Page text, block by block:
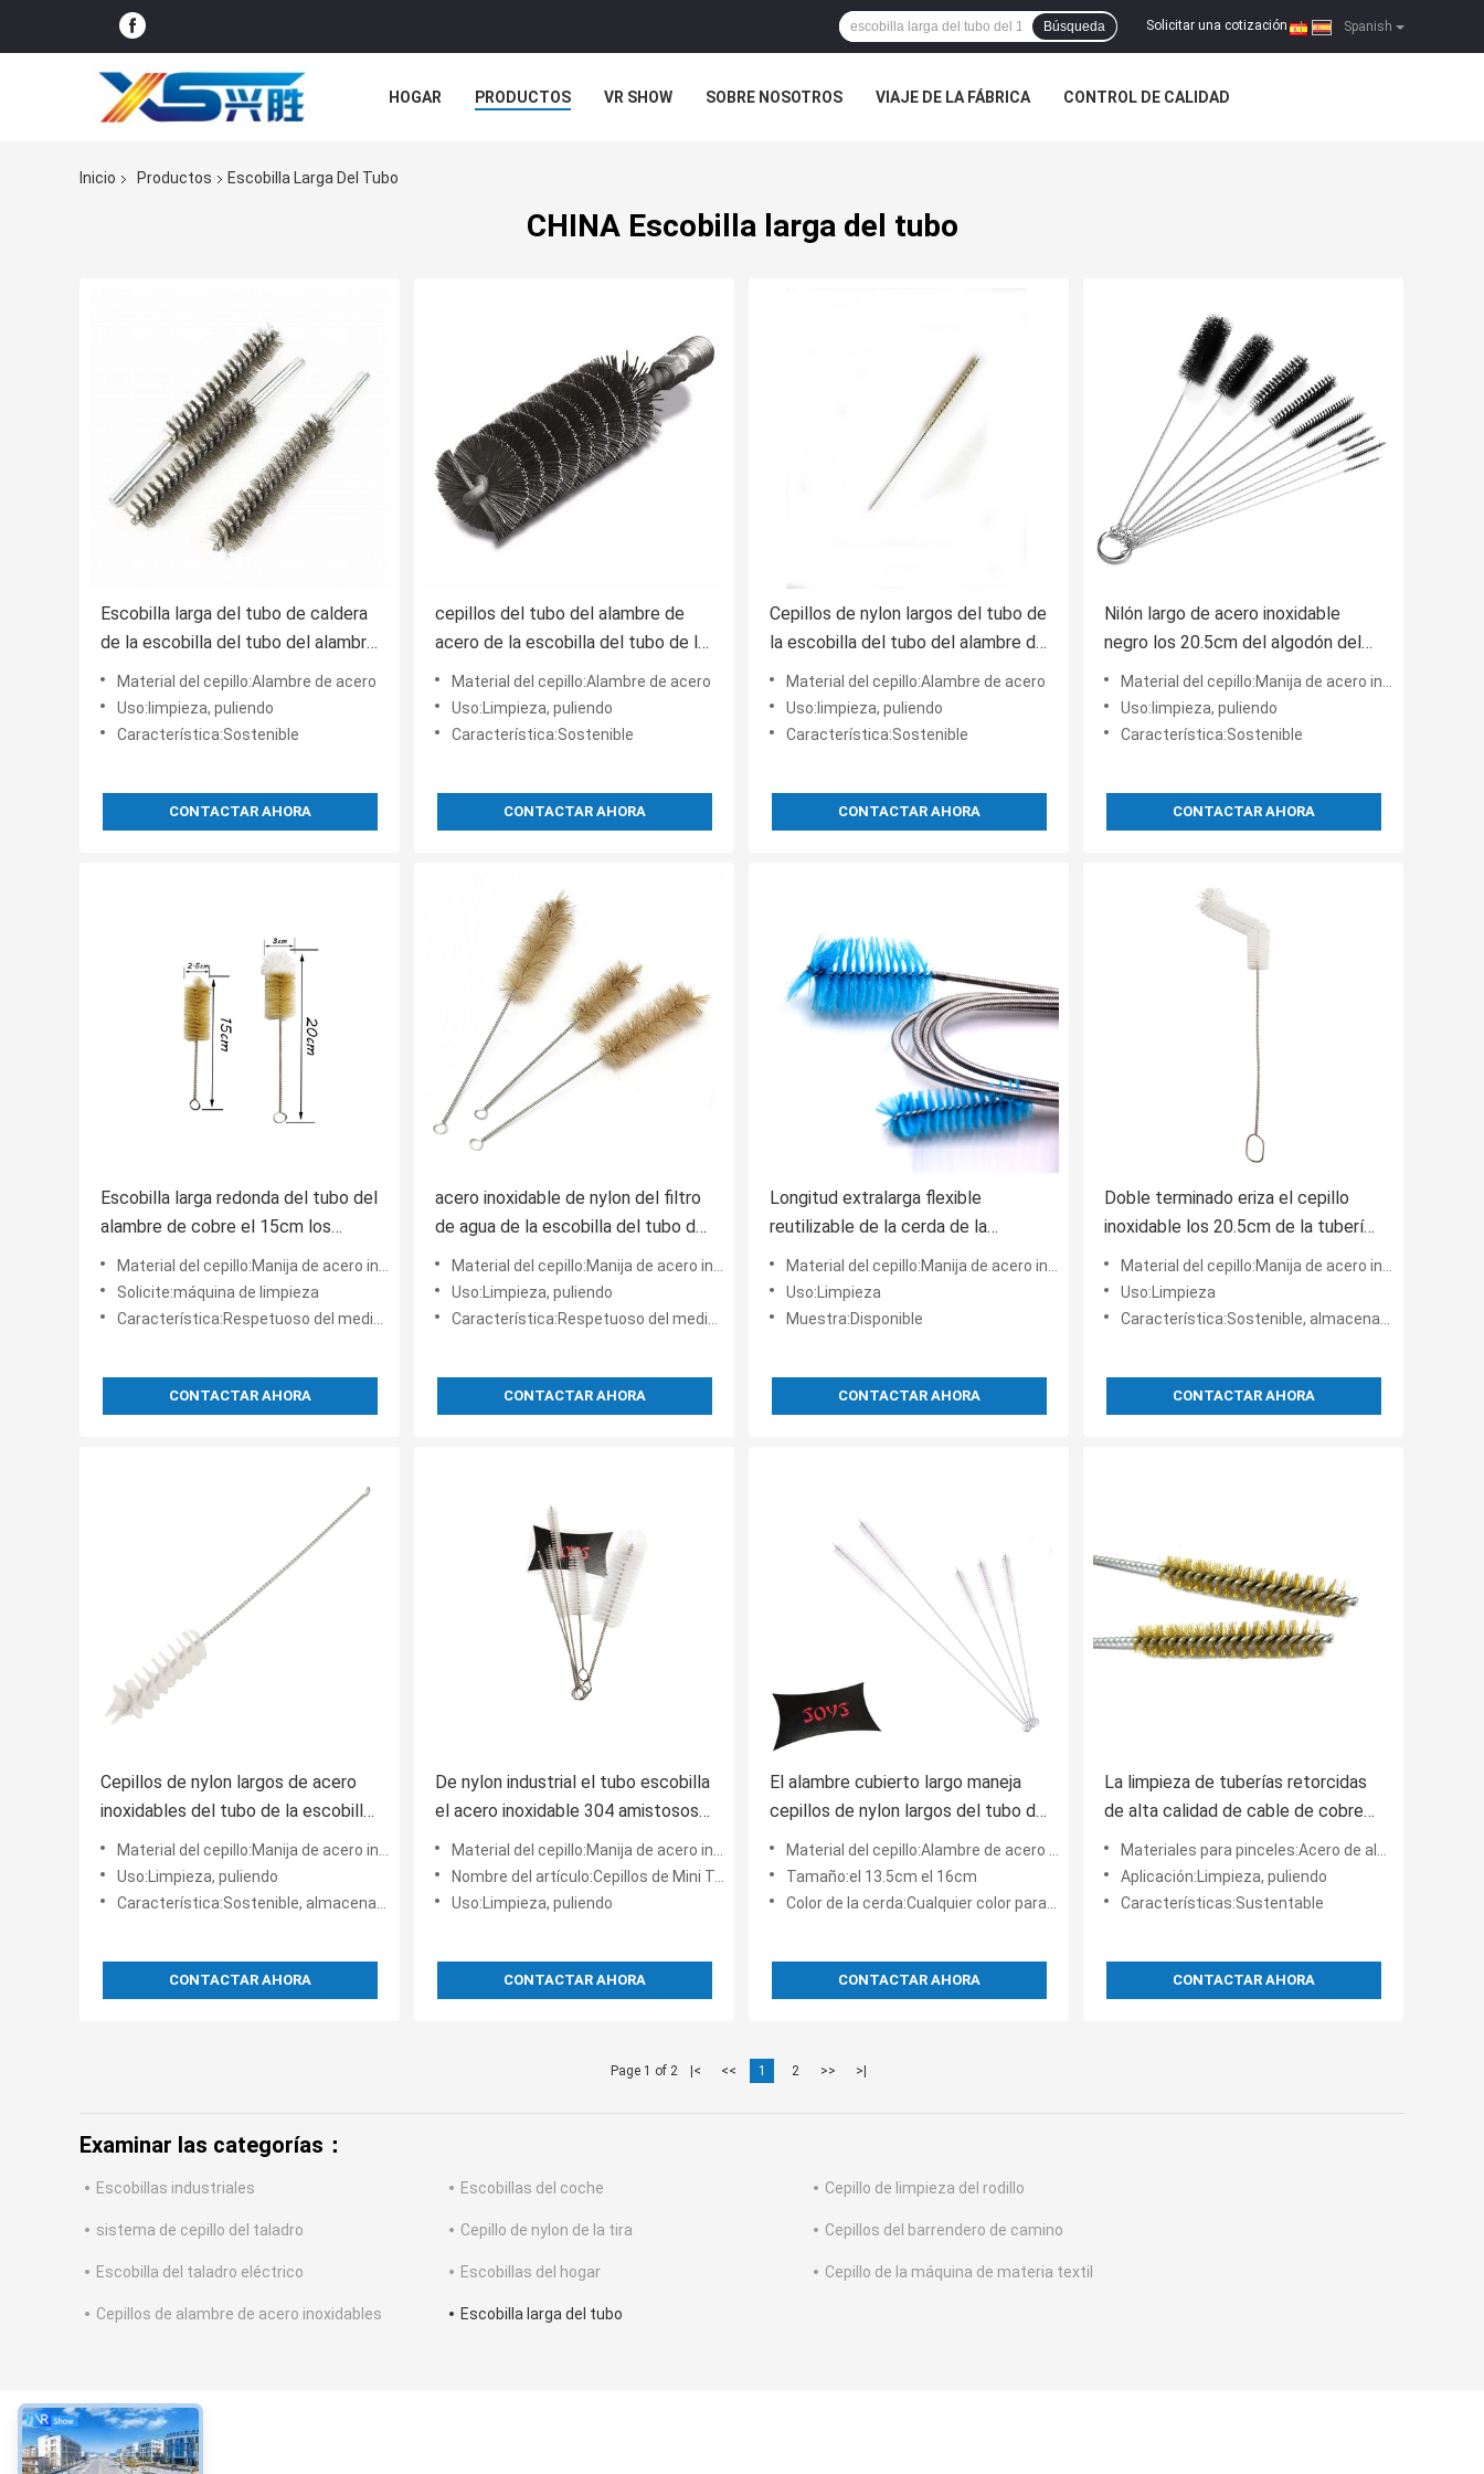
Spanish
Solicitar una cotización |
Búsqueda
HOGAR PRODUCTOS VR SHOW SOBRE NOSOTROS VIAJE DE LA FÁBRICA CONTROL DE CALIDAD
Inicio
Productos Escobilla Larga Del Tubo
CHINA Escobilla larga del tubo
Escobilla larga del tubo de caldera
de la escobilla del tubo del alambre
de acero de carbono 250m m
Material del cepillo:Alambre de acero
Uso:limpieza, puliendo
Característica:Sostenible
CONTACTAR AHORA
cepillos del tubo del alambre de
acero de la escobilla del tubo de la
manija del 16cm y limpiador de tubo
de nylon largos
Material del cepillo:Alambre de acero
Uso:Limpieza, puliendo
Característica:Sostenible
CONTACTAR AHORA
Cepillos de nylon largos del tubo de
la escobilla del tubo del alambre de
acero 130m m
Material del cepillo:Alambre de acero
Uso:limpieza, puliendo
Característica:Sostenible
CONTACTAR AHORA
Nilón largo de acero inoxidable
negro los 20.5cm del algodón del
limpiador de tubo del cepillo de
alambre
Material del cepillo:Manija de acero inoxidable, nilón
Uso:limpieza, puliendo
Característica:Sostenible
CONTACTAR AHORA
Escobilla larga redonda del tubo del
alambre de cobre el 15cm los
20cm Eco amistoso
Material del cepillo:Manija de acero inoxidable, nilón
Solicite:máquina de limpieza
Característica:Respetuoso del medio ambiente
CONTACTAR AHORA
acero inoxidable de nylon del filtro
de agua de la escobilla del tubo del
13.5cm
Material del cepillo:Manija de acero inoxidable, nilón
Uso:Limpieza, puliendo
Característica:Respetuoso del medio ambiente
CONTACTAR AHORA
Longitud extralarga flexible
reutilizable de la cerda de la
escobilla del tubo los 3in
Material del cepillo:Manija de acero inoxidable, nilón
Uso:Limpieza
Muestra:Disponible
CONTACTAR AHORA
Doble terminado eriza el cepillo
inoxidable los 20.5cm de la tubería
de acero para la limpieza del hogar
Material del cepillo:Manija de acero inoxidable, nilón
Uso:Limpieza
Característica:Sostenible, almacenado
CONTACTAR AHORA
Cepillos de nylon largos de acero
inoxidables del tubo de la escobilla
del tubo el 15.5cm
Material del cepillo:Manija de acero inoxidable, nilón
Uso:Limpieza, puliendo
Característica:Sostenible, almacenado
CONTACTAR AHORA
De nylon industrial el tubo escobilla
el acero inoxidable 304 amistosos
el 15.5cm de Eco
Material del cepillo:Manija de acero inoxidable, nilón
Nombre del artículo:Cepillos de Mini Tube
Uso:Limpieza, puliendo
CONTACTAR AHORA
El alambre cubierto largo maneja
cepillos de nylon largos del tubo de
la escobilla del tubo el 16cm
Material del cepillo:Alambre de acero inoxidable, alambre galvanizado
Tamaño:el 13.5cm el 16cm
Color de la cerda:Cualquier color para su elige
CONTACTAR AHORA
La limpieza de tuberías retorcidas
de alta calidad de cable de cobre
de tubería de cepillo
Materiales para pinceles:Acero de alambre
Aplicación:Limpieza, puliendo
Características:Sustentable
CONTACTAR AHORA
Page 1 of 2 |< << 1 2 >> >|
Examinar las categorías：
Escobillas industriales Escobillas del coche Cepillo de limpieza del rodillo
sistema de cepillo del taladro Cepillo de nylon de la tira Cepillos del barrendero de camino
Escobilla del taladro eléctrico Escobillas del hogar Cepillo de la máquina de materia textil
Cepillos de alambre de acero inoxidables Escobilla larga del tubo